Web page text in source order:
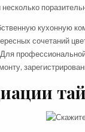
кухонную
сочетаний